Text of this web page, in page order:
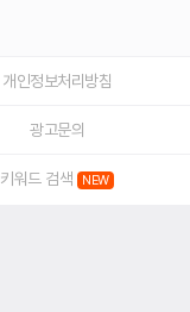
개인정보처리방침
광고문의
키워드 검색